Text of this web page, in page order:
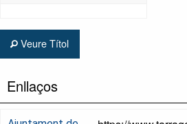
Veure Títol
Enllaços